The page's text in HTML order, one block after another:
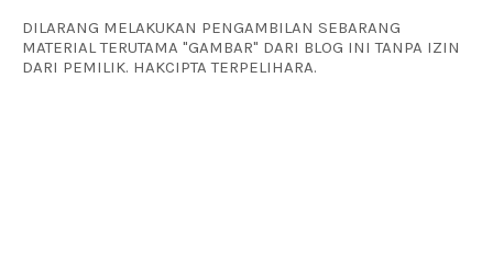
DILARANG MELAKUKAN PENGAMBILAN SEBARANG
MATERIAL TERUTAMA "GAMBAR" DARI BLOG INI TANPA IZIN
DARI PEMILIK. HAKCIPTA TERPELIHARA.